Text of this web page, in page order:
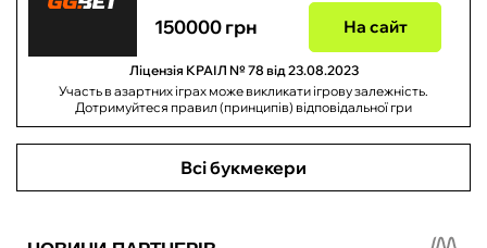
150000 грн На сайт
Ліцензія КРАІЛ № 78 від 23.08.2023
Участь в азартних іграх може викликати ігрову залежність.
Дотримуйтеся правил (принципів) відповідальної гри
Всі букмекери